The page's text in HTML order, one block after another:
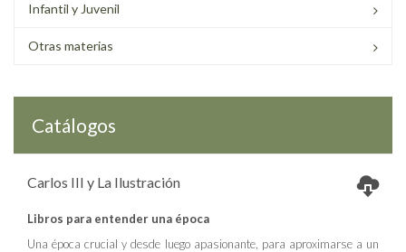
Infantil y Juvenil
Otras materias
Catálogos
Carlos III y La Ilustración
Libros para entender una época
Una época crucial y desde luego apasionante, para aproximarse a un